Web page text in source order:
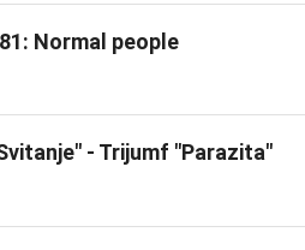
Normal people
- Trijumf "Parazita"